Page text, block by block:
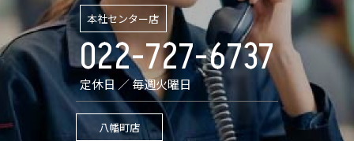
本社センター店
022-727-6737
定休日 ／ 毎週火曜日
八幡町店